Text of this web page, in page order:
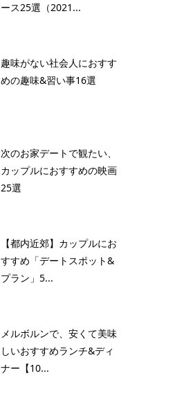
ース25選（2021...
趣味がない社会人におすす
めの趣味&習い事16選
次のお家デートで観たい、
カップルにおすすめの映画
25選
【都内近郊】カップルにお
すすめ「デートスポット&
プラン」5...
メルボルンで、安くて美味
しいおすすめランチ&ディ
ナー【10...